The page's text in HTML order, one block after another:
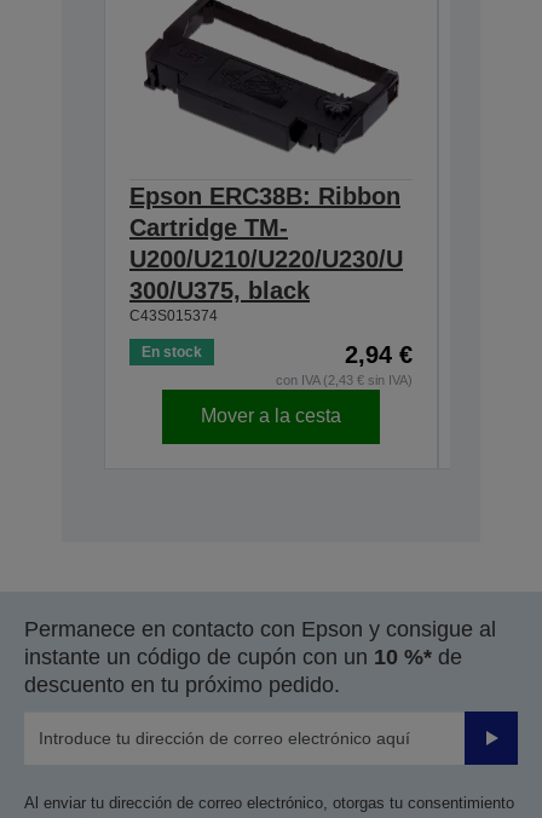
Epson ERC38B: Ribbon
Cartridge TM-
U200/U210/U220/U230/U
300/U375, black
C43S015374
En stock 2,94 €
con IVA (2,43 € sin IVA)
Mover a la cesta
Permanece en contacto con Epson y consigue al
instante un código de cupón con un 10 %* de
descuento en tu próximo pedido.
Enviar
Al enviar tu dirección de correo electrónico, otorgas tu consentimiento